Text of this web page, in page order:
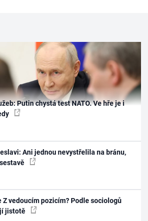
Putin chystá test NATO. Ve hře je i
Ani jednou nevystřelila na bránu,
Z vedoucím pozicím? Podle sociologů
jistotě